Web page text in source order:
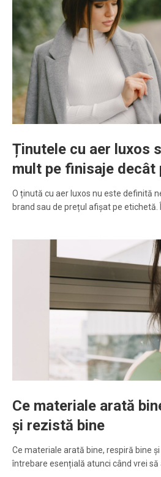
Ținutele cu aer luxos
mult pe finisaje decât
O ținută cu aer luxos nu este definită
brand sau de prețul afișat pe etichetă.
Ce materiale arată
și rezistă bine
Ce materiale arată bine, respiră bine
întrebare esențială atunci când vrei să